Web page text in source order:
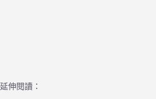
延伸閱讀：